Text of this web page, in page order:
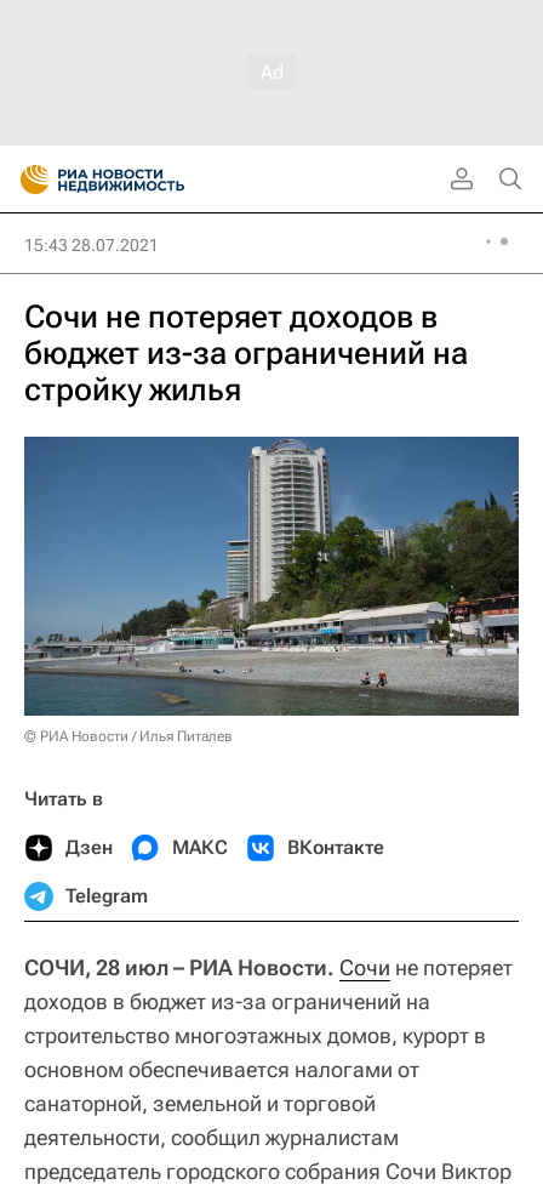
15:43 28.07.2021
Сочи не потеряет доходов в
бюджет из-за ограничений на
стройку жилья
© РИА Новости / Илья Питалев
Читать в
Дзен МАКС ВКонтакте
Telegram
СОЧИ, 28 июл – РИА Новости. Сочи не потеряет
доходов в бюджет из-за ограничений на
строительство многоэтажных домов, курорт в
основном обеспечивается налогами от
санаторной, земельной и торговой
деятельности, сообщил журналистам
председатель городского собрания Сочи Виктор